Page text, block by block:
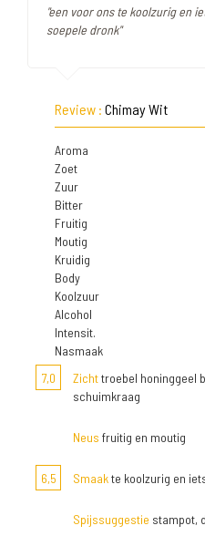
"een voor ons te koolzurig en
soepele dronk"
Review : Chimay Wit
Aroma
Zoet
Zuur
Bitter
Fruitig
Moutig
Kruidig
Body
Koolzuur
Alcohol
Intensit.
Nasmaak
7,0
Zichttroebel honinggeel
schuimkraag
Neus fruitig en moutig
6,5 Smaakte koolzurig en
Spijssuggestie stampot,